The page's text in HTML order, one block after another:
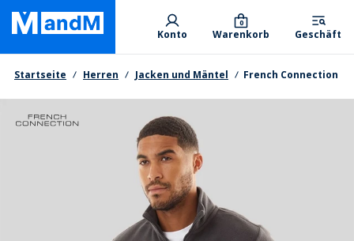
Skip
main
content
Primary departments
Konto Warenkorb
0
Geschäft
Brotkrumen
Startseite Herren Jacken und Mäntel French Connection